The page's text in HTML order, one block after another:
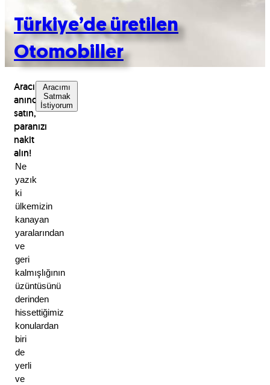
Türkiye’de üretilen
Otomobiller
Aracınızı
anında
satın,
paranızı
nakit
alın!
Aracımı
Satmak
İstiyorum
Ne
yazık
ki
ülkemizin
kanayan
yaralarından
ve
geri
kalmışlığının
üzüntüsünü
derinden
hissettiğimiz
konulardan
biri
de
yerli
ve